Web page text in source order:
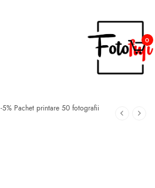
0
-5% Pachet printare 50 fotografii